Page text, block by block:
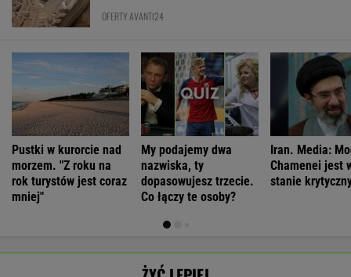
OFERTY AVANTI24
Pustki w kurorcie nad
morzem. "Z roku na
rok turystów jest coraz
mniej"
My podajemy dwa
nazwiska, ty
dopasowujesz trzecie.
Co łączy te osoby?
Iran. Media:
Chamenei jest
stanie